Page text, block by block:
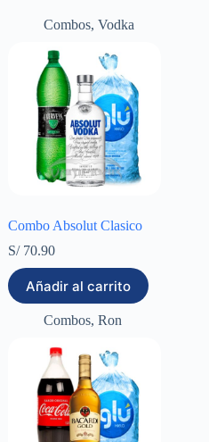
Combos,Vodka
Combo Absolut Clasico
S/70.90
Añadir al carrito
Combos,Ron